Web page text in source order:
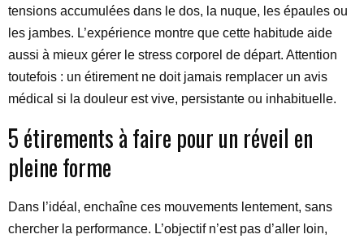
tensions accumulées dans le dos, la nuque, les épaules ou
les jambes. L’expérience montre que cette habitude aide
aussi à mieux gérer le stress corporel de départ. Attention
toutefois : un étirement ne doit jamais remplacer un avis
médical si la douleur est vive, persistante ou inhabituelle.
5 étirements à faire pour un réveil en
pleine forme
Dans l’idéal, enchaîne ces mouvements lentement, sans
chercher la performance. L’objectif n’est pas d’aller loin,